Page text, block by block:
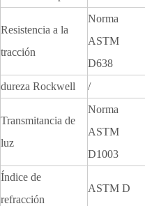
Resistencia a la
tracción
Norma
ASTM
D638
dureza Rockwell /
Transmitancia de
luz
Norma
ASTM
D1003
Índice de
refracción
ASTM D